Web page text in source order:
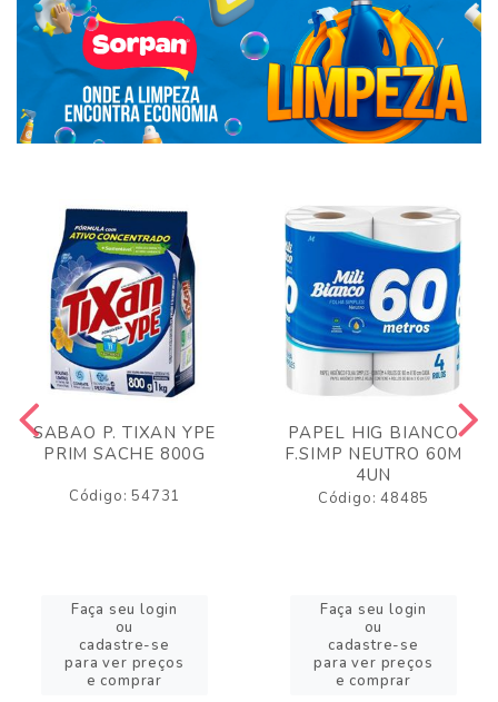
SABAO P. TIXAN YPE
PRIM SACHE 800G
Código: 54731
Faça seu login
ou
cadastre-se
para ver preços
e comprar
PAPEL HIG BIANCO
F.SIMP NEUTRO 60M
4UN
Código: 48485
Faça seu login
ou
cadastre-se
para ver preços
e comprar